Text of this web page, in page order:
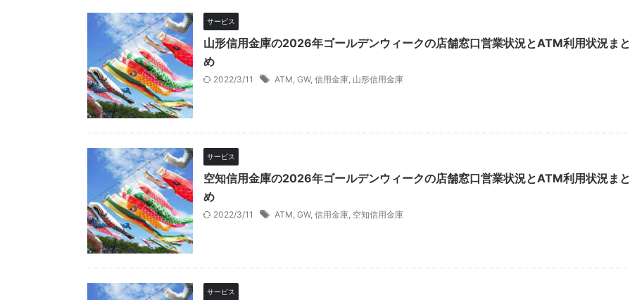
サービス
山形信用金庫の2026年ゴールデンウィークの店舗窓口営業状況とATM利用状況まと
め
2022/3/11 ATM, GW, 信用金庫, 山形信用金庫
サービス
空知信用金庫の2026年ゴールデンウィークの店舗窓口営業状況とATM利用状況まと
め
2022/3/11 ATM, GW, 信用金庫, 空知信用金庫
サービス